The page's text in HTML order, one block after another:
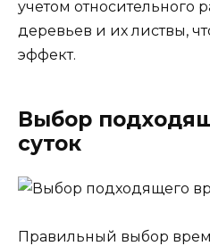
учетом относительного
деревьев и их листвы,
эффект.
Выбор
суток
Правильный выбор